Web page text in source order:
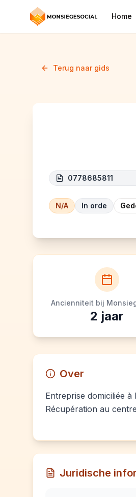
Home
Terug naar gids
0778685811
N/A In orde
Ancienniteit bij
2 jaar
Over
Entreprise domiciliée
Récupération au
Juridische